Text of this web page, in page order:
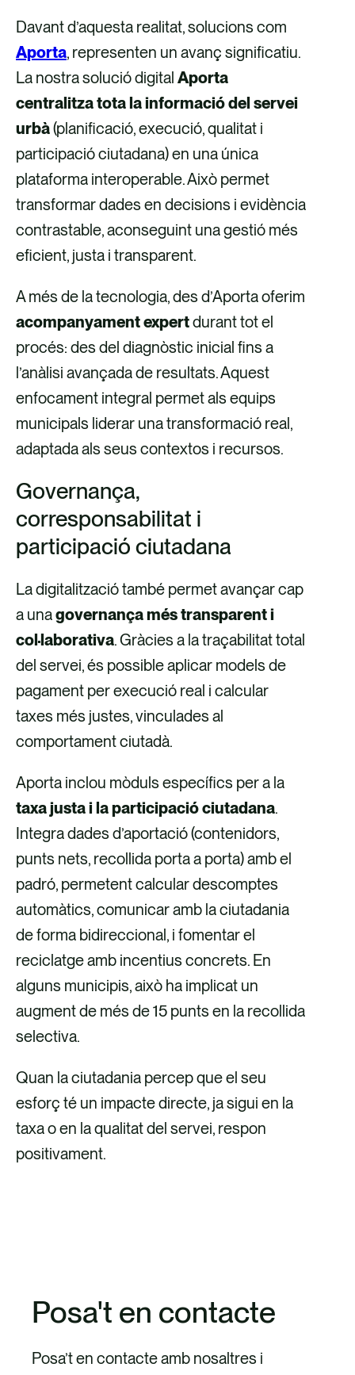
Davant d’aquesta realitat, solucions com
Aporta, representen un avanç significatiu.
La nostra solució digital Aporta
centralitza tota la informació del servei
urbà(planificació, execució, qualitat i
participació ciutadana) en una única
plataforma interoperable. Això permet
transformar dades en decisions i evidència
contrastable, aconseguint una gestió més
eficient, justa i transparent.
A més de la tecnologia, des d’Aporta oferim
acompanyament expertdurant tot el
procés: des del diagnòstic inicial fins a
l’anàlisi avançada de resultats. Aquest
enfocament integral permet als equips
municipals liderar una transformació real,
adaptada als seus contextos i recursos.
Governança,
corresponsabilitat i
participació ciutadana
La digitalització també permet avançar cap
a unagovernança més transparent i
col·laborativa. Gràcies a la traçabilitat total
del servei, és possible aplicar models de
pagament per execució real i calcular
taxes més justes, vinculades al
comportament ciutadà.
Aporta inclou mòduls específics per a la
taxa justa i la participació ciutadana.
Integra dades d’aportació (contenidors,
punts nets, recollida porta a porta) amb el
padró, permetent calcular descomptes
automàtics, comunicar amb la ciutadania
de forma bidireccional, i fomentar el
reciclatge amb incentius concrets. En
alguns municipis, això ha implicat un
augment de més de 15 punts en la recollida
selectiva.
Quan la ciutadania percep que el seu
esforç té un impacte directe, ja sigui en la
taxa o en la qualitat del servei, respon
positivament.
Posa't en contacte
Posa’t en contacte amb nosaltres i